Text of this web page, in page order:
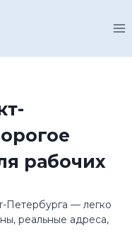
рабочих
Петербурга — легко
реальные адреса,